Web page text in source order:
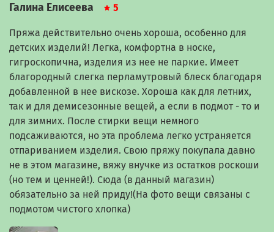
Галина Елисеева 5
Пряжа действительно очень хороша, особенно для
детских изделий! Легка, комфортна в носке,
гигроскопична, изделия из нее не паркие. Имеет
благородный слегка перламутровый блеск благодаря
добавленной в нее вискозе. Хороша как для летних,
так и для демисезонные вещей, а если в подмот - то и
для зимних. После стирки вещи немного
подсаживаются, но эта проблема легко устраняется
отпариванием изделия. Свою пряжу покупала давно
не в этом магазине, вяжу внучке из остатков роскоши
(но тем и ценней!). Сюда (в данный магазин)
обязательно за ней приду!(На фото вещи связаны с
подмотом чистого хлопка)